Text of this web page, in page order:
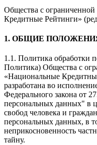
Общества с
Кредитные Рейтинги»
1. ОБЩИЕ
1.1. Политика обработки
Политика) Общества с
«Национальные
разработана во
Федерального закона от
персональных данных" в
свобод человека и
персональных данных, в
неприкосновенность
тайну.